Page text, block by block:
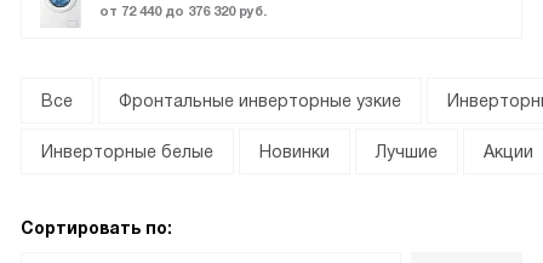
от 72 440 до 376 320 руб.
Все Фронтальные инверторные узкие
Инверторные белые Новинки Лучшие Акции
Сортировать по: